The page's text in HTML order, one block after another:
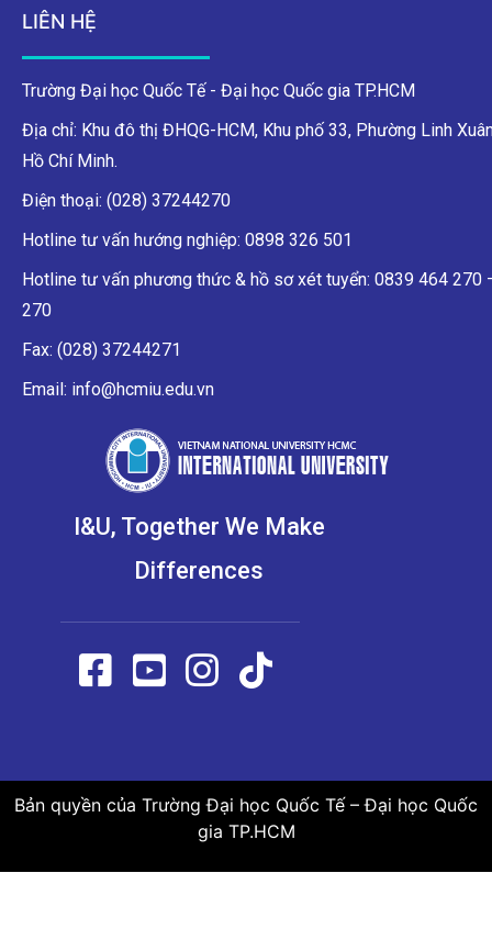
LIÊN HỆ
Trường Đại học Quốc Tế - Đại học Quốc gia TP.HCM
Địa chỉ: Khu đô thị ĐHQG-HCM, Khu phố 33, Phường Linh
Hồ Chí Minh.
Điện thoại: (028) 37244270
Hotline tư vấn hướng nghiệp: 0898 326 501
Hotline tư vấn phương thức & hồ sơ xét tuyển: 0839 464 270
270
Fax: (028) 37244271
Email: info@hcmiu.edu.vn
I&U, Together We Make
Differences
Bản quyền của Trường Đại học Quốc Tế – Đại học Quốc
gia TP.HCM